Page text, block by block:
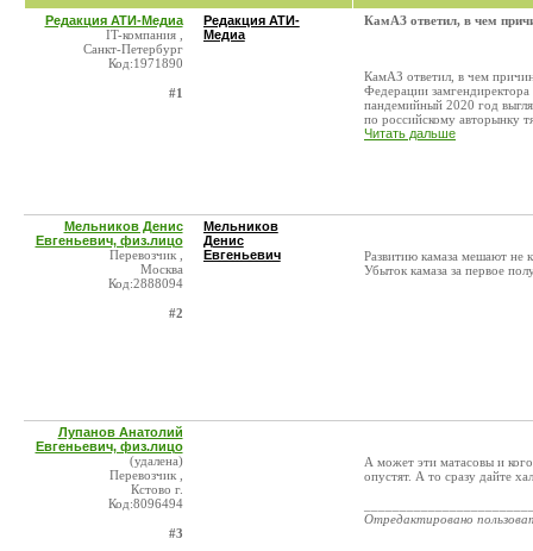
Редакция АТИ-Медиа
IT-компания ,
Санкт-Петербург
Код:1971890
#1
Редакция АТИ-
Медиа
КамАЗ ответил, в чем
КамАЗ ответил, в чем
Федерации
пандемийный 2020 год
по российскому авторынку
Читать дальше
Мельников Денис
Евгеньевич, физ.лицо
Перевозчик ,
Москва
Код:2888094
#2
Мельников
Денис
Евгеньевич
Развитию камаза мешают не
Убыток камаза за первое
Лупанов Анатолий
Евгеньевич, физ.лицо
(удалена)
Перевозчик ,
Кстово г.
Код:8096494
#3
А может эти матасовы и
опустят. А то сразу дайте
Отредактировано